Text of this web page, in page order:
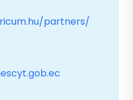
partners/